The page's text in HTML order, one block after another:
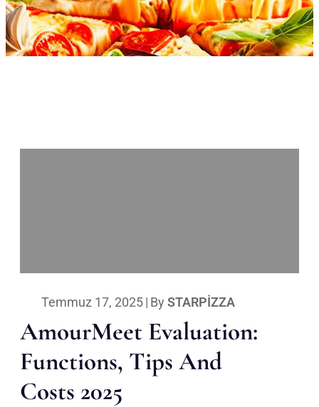
Temmuz 17, 2025| By STARPIZZA
AmourMeet Evaluation:
Functions, Tips And
Costs 2025